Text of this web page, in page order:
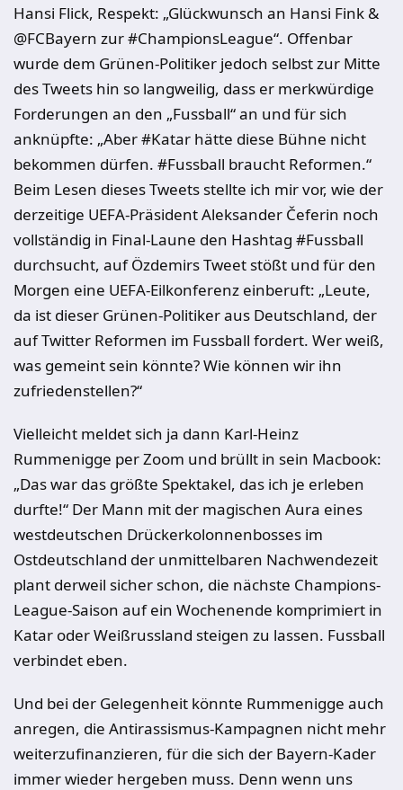
Hansi Flick, Respekt: „Glückwunsch an Hansi Fink &
@FCBayern zur #ChampionsLeague“. Offenbar
wurde dem Grünen-Politiker jedoch selbst zur Mitte
des Tweets hin so langweilig, dass er merkwürdige
Forderungen an den „Fussball“ an und für sich
anknüpfte: „Aber #Katar hätte diese Bühne nicht
bekommen dürfen. #Fussball braucht Reformen.“
Beim Lesen dieses Tweets stellte ich mir vor, wie der
derzeitige UEFA-Präsident Aleksander Čeferin noch
vollständig in Final-Laune den Hashtag #Fussball
durchsucht, auf Özdemirs Tweet stößt und für den
Morgen eine UEFA-Eilkonferenz einberuft: „Leute,
da ist dieser Grünen-Politiker aus Deutschland, der
auf Twitter Reformen im Fussball fordert. Wer weiß,
was gemeint sein könnte? Wie können wir ihn
zufriedenstellen?“
Vielleicht meldet sich ja dann Karl-Heinz
Rummenigge per Zoom und brüllt in sein Macbook:
„Das war das größte Spektakel, das ich je erleben
durfte!“ Der Mann mit der magischen Aura eines
westdeutschen Drückerkolonnenbosses im
Ostdeutschland der unmittelbaren Nachwendezeit
plant derweil sicher schon, die nächste Champions-
League-Saison auf ein Wochenende komprimiert in
Katar oder Weißrussland steigen zu lassen. Fussball
verbindet eben.
Und bei der Gelegenheit könnte Rummenigge auch
anregen, die Antirassismus-Kampagnen nicht mehr
weiterzufinanzieren, für die sich der Bayern-Kader
immer wieder hergeben muss. Denn wenn uns